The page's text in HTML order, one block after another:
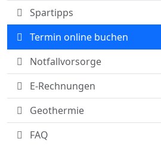
Spartipps
Termin online buchen
Notfallvorsorge
E-Rechnungen
Geothermie
FAQ